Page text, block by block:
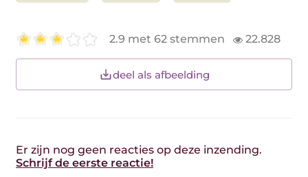
2.9 met 62 stemmen 22.828
deel als afbeelding
Er zijn nog geen reacties op deze inzending.
Schrijf de eerste reactie!